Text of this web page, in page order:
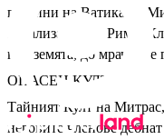
градини на Ватикана.
канализация на Рим –
под земята, до мрачните
ОПАСЕН КУЛТ
Тайният Култ на
неговите членове